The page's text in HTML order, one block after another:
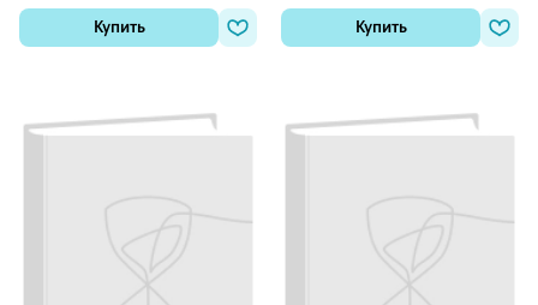
Купить
Купить